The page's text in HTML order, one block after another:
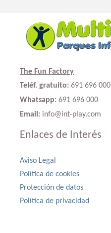
The Fun Factory
Teléf. gratuito: 691 696 000
Whatsapp: 691 696 000
Email: info@int-play.com
Enlaces de Interés
Aviso Legal
Política de cookies
Protección de datos
Política de privacidad